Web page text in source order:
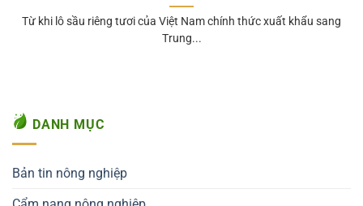
Từ khi lô sầu riêng tươi của Việt Nam chính thức xuất khẩu sang
Trung...
DANH MỤC
Bản tin nông nghiệp